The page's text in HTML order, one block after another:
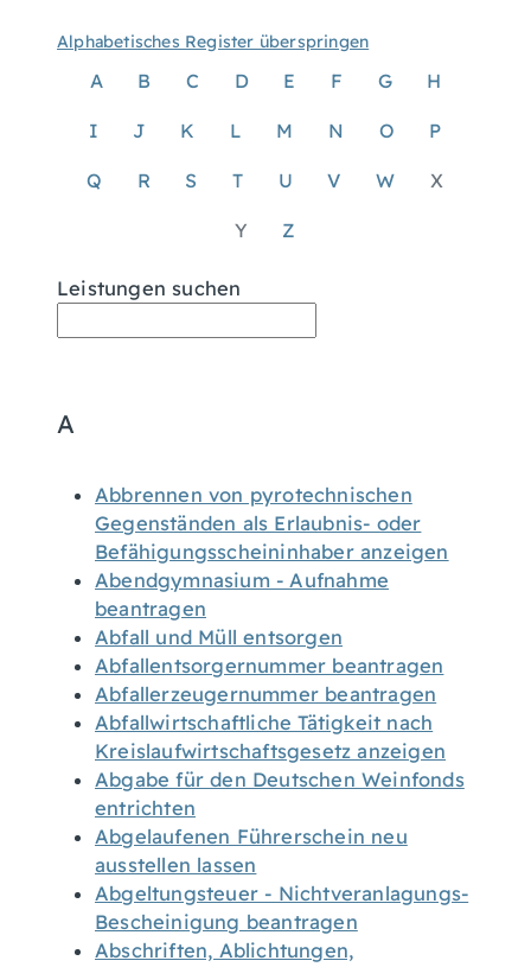
Alphabetisches Register überspringen
A B C D E F G H
I J K L M N O P
Q R S T U V W X
Y Z
Leistungen suchen
A
Abbrennen von pyrotechnischen
Gegenständen als Erlaubnis- oder
Befähigungsscheininhaber anzeigen
Abendgymnasium - Aufnahme
beantragen
Abfall und Müll entsorgen
Abfallentsorgernummer beantragen
Abfallerzeugernummer beantragen
Abfallwirtschaftliche Tätigkeit nach
Kreislaufwirtschaftsgesetz anzeigen
Abgabe für den Deutschen Weinfonds
entrichten
Abgelaufenen Führerschein neu
ausstellen lassen
Abgeltungsteuer - Nichtveranlagungs-
Bescheinigung beantragen
Abschriften, Ablichtungen,